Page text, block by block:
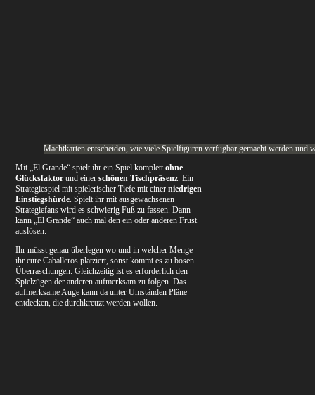
Machtkarten entscheiden, wie viele Spielfiguren verfügbar gemacht werden und
Mit „El Grande“ spielt ihr ein Spiel komplettohne
Glücksfaktorund einerschönen Tischpräsenz. Ein
Strategiespiel mit spielerischer Tiefe mit einerniedrigen
Einstiegshürde. Spielt ihr mit ausgewachsenen
Strategiefans wird es schwierig Fuß zu fassen. Dann
kann „El Grande“ auch mal den ein oder anderen Frust
auslösen.
Ihr müsst genau überlegen wo und in welcher Menge
ihr eure Caballeros platziert, sonst kommt es zu bösen
Überraschungen. Gleichzeitig ist es erforderlich den
Spielzügen der anderen aufmerksam zu folgen. Das
aufmerksame Auge kann da unter Umständen Pläne
entdecken, die durchkreuzt werden wollen.